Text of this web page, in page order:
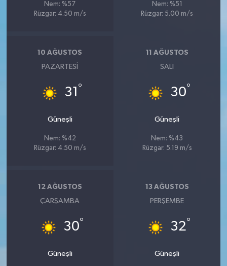
Nem: %57
Rüzgar: 4.50 m/s
Nem: %51
Rüzgar: 5.00 m/s
10 AĞUSTOS
PAZARTESI
31 °
Güneşli
Nem: %42
Rüzgar: 4.50 m/s
11 AĞUSTOS
SALI
30°
Güneşli
Nem: %43
Rüzgar: 5.19 m/s
12 AĞUSTOS
ÇARŞAMBA
30°
Güneşli
13 AĞUSTOS
PERŞEMBE
32°
Güneşli